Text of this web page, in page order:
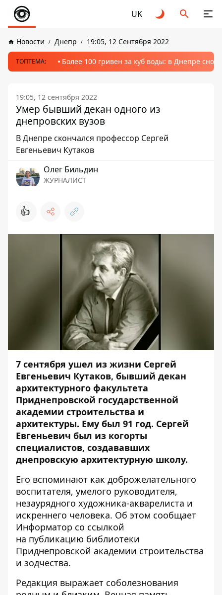
UK
Новости Днепр 19:05, 12 Сентября 2022
ТОПТЕМА: Более 100 гривен за куб воды: в Днепре
19:05, 12 сентября 2022
Умер бывший декан одного из
днепровских вузов
В Днепре скончался профессор Сергей
Евгеньевич Кутаков
Олег Бильдин
ЖУРНАЛИСТ
👍
7 сентября ушел из жизни Сергей
Евгеньевич Кутаков, бывший декан
архитектурного факультета
Приднепровской государственной
академии строительства и
архитектуры. Ему был 91 год. Сергей
Евгеньевич был из когорты
специалистов, создававших
днепровскую архитектурную школу.
Его вспоминают как доброжелательного
воспитателя, умелого руководителя,
незаурядного художника-акварелиста и
искреннего человека. Об этом сообщает
Информатор со ссылкой
на публикацию библиотеки
Приднепровской академии строительства
и зодчества.
Редакция выражает соболезнования